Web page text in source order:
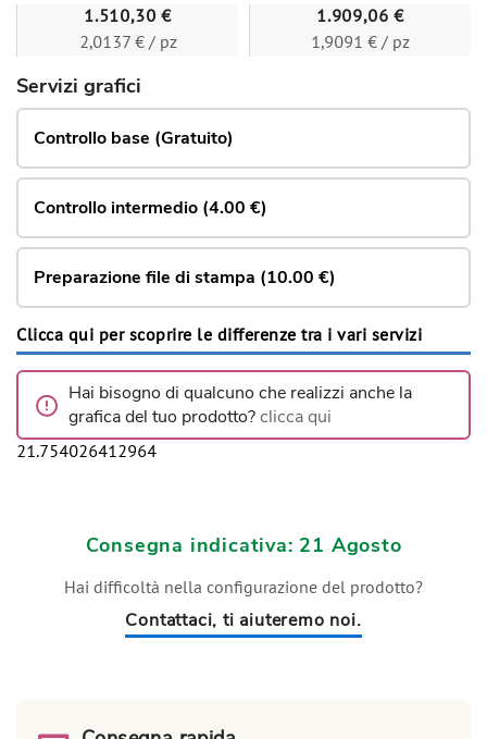
1.510,30 €
2,0137 € / pz
1.909,06 €
1,9091 € / pz
Servizi grafici
Controllo base (Gratuito)
Controllo intermedio (4.00 €)
Preparazione file di stampa (10.00 €)
Clicca qui per scoprire le differenze tra i vari servizi
Hai bisogno di qualcuno che realizzi anche la
grafica del tuo prodotto?clicca qui
21.754026412964
Consegna indicativa: 21 Agosto
Hai difficoltà nella configurazione del prodotto?
Contattaci, ti aiuteremo noi.